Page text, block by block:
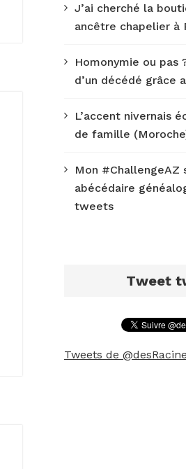
J’ai cherché la
ancêtre chapelier à
Homonymie ou pas
d’un décédé grâce
L’accent nivernais
de famille
Mon #ChallengeAZ
abécédaire
tweets
Tweet
Tweets de